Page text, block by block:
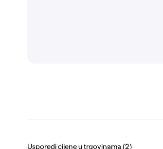
Usporedi cijene u trgovinama (2)